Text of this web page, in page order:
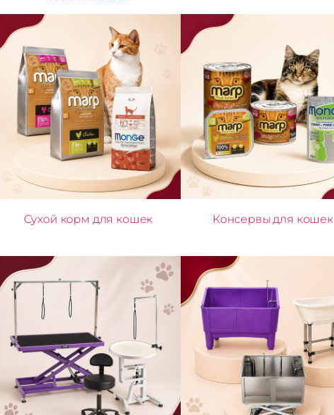
Сухой корм для кошек Консервы для кошек